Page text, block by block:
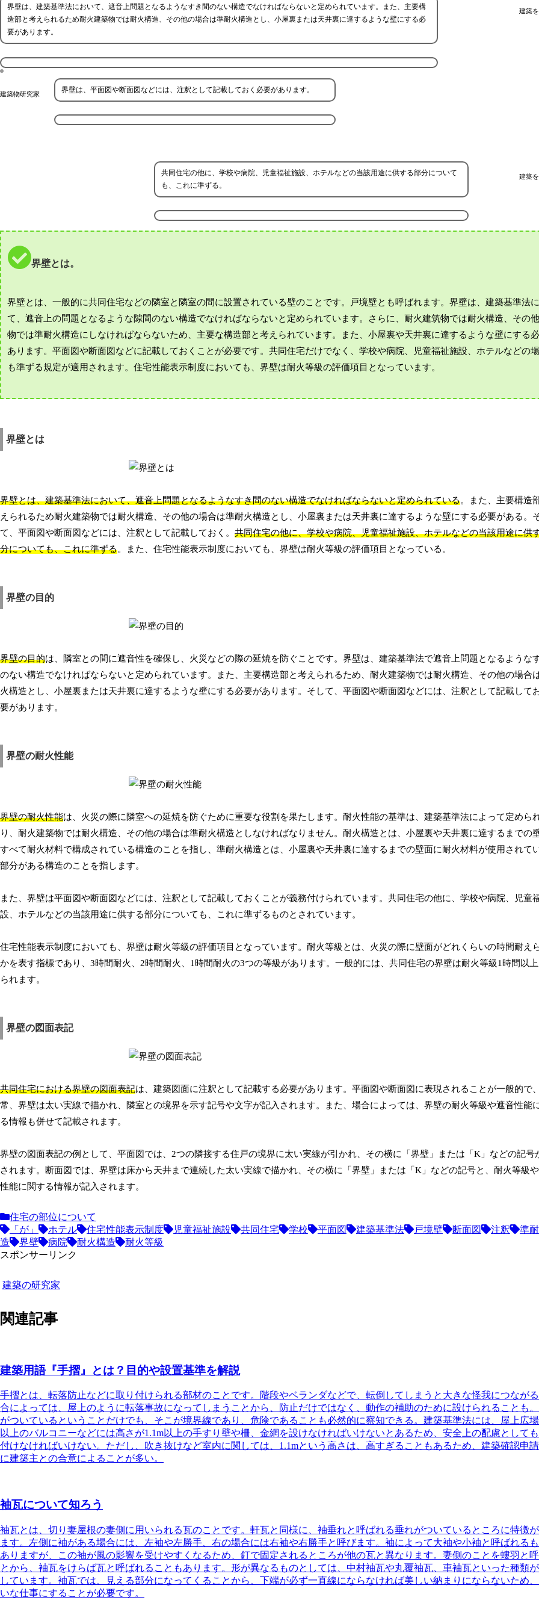
建築
界壁は、建築基準法において、遮音上問題となるようなすき間のない構造でなければならないと定められています。また、主要構
造部と考えられるため耐火建築物では耐火構造、その他の場合は準耐火構造とし、小屋裏または天井裏に達するような壁にする必
要があります。
建築物研究家 界壁は、平面図や断面図などには、注釈として記載しておく必要があります。
建築
共同住宅の他に、学校や病院、児童福祉施設、ホテルなどの当該用途に供する部分について
も、これに準ずる。
界壁とは。
界壁とは、一般的に共同住宅などの隣室と隣室の間に設置されている壁のことです。戸境壁とも呼ばれます。界壁は、建築基準法
て、遮音上の問題となるような隙間のない構造でなければならないと定められています。さらに、耐火建筑物では耐火構造、その
物では準耐火構造にしなければならないため、主要な構造部と考えられています。また、小屋裏や天井裏に達するような壁にする
あります。平面図や断面図などに記載しておくことが必要です。共同住宅だけでなく、学校や病院、児童福祉施設、ホテルなどの
も準ずる規定が適用されます。住宅性能表示制度においても、界壁は耐火等級の評価項目となっています。
界壁とは
界壁とは、建築基準法において、遮音上問題となるようなすき間のない構造でなければならないと定められている。また、主要構造
えられるため耐火建築物では耐火構造、その他の場合は準耐火構造とし、小屋裏または天井裏に達するような壁にする必要がある。
て、平面図や断面図などには、注釈として記載しておく。 共同住宅の他に、学校や病院、児童福祉施設、ホテルなどの当該用途に供
分についても、これに準ずる。また、住宅性能表示制度においても、界壁は耐火等級の評価項目となっている。
界壁の目的
界壁の目的は、隣室との間に遮音性を確保し、火災などの際の延焼を防ぐことです。界壁は、建築基準法で遮音上問題となるような
のない構造でなければならないと定められています。また、主要構造部と考えられるため、耐火建築物では耐火構造、その他の場合
火構造とし、小屋裏または天井裏に達するような壁にする必要があります。そして、平面図や断面図などには、注釈として記載して
要があります。
界壁の耐火性能
界壁の耐火性能は、火災の際に隣室への延焼を防ぐために重要な役割を果たします。耐火性能の基準は、建築基準法によって定めら
り、耐火建築物では耐火構造、その他の場合は準耐火構造としなければなりません。耐火構造とは、小屋裏や天井裏に達するまでの
すべて耐火材料で構成されている構造のことを指し、準耐火構造とは、小屋裏や天井裏に達するまでの壁面に耐火材料が使用されて
部分がある構造のことを指します。
また、界壁は平面図や断面図などには、注釈として記載しておくことが義務付けられています。共同住宅の他に、学校や病院、児童
設、ホテルなどの当該用途に供する部分についても、これに準ずるものとされています。
住宅性能表示制度においても、界壁は耐火等級の評価項目となっています。耐火等級とは、火災の際に壁面がどれくらいの時間耐え
かを表す指標であり、3時間耐火、2時間耐火、1時間耐火の3つの等級があります。一般的には、共同住宅の界壁は耐火等級1時間以
られます。
界壁の図面表記
共同住宅における界壁の図面表記は、建築図面に注釈として記載する必要があります。平面図や断面図に表現されることが一般的で
常、界壁は太い実線で描かれ、隣室との境界を示す記号や文字が記入されます。また、場合によっては、界壁の耐火等級や遮音性能
る情報も併せて記載されます。
界壁の図面表記の例として、平面図では、2つの隣接する住戸の境界に太い実線が引かれ、その横に「界壁」または「K」などの記号
されます。断面図では、界壁は床から天井まで連続した太い実線で描かれ、その横に「界壁」または「K」などの記号と、耐火等級
性能に関する情報が記入されます。
住宅の部位について
「が」
ホテル 住宅性能表示制度 児童福祉施設 共同住宅 学校 平面図 建築基準法 戸境壁 断面図 注釈
準
造
界壁 病院 耐火構造
耐火等級
スポンサーリンク
建築の研究家
関連記事
建築用語『手摺』とは？目的や設置基準を解説
手摺とは、転落防止などに取り付けられる部材のことです。
階段やベランダなどで、転倒してしまうと大きな怪我につなが
合によっては、屋上のように転落事故になってしまうことから、防止だけではなく、動作の補助のために設けられることも
がついているということだけでも、そこが境界線であり、危険であることも必然的に察知できる。建築基準法には、屋上広
以上のバルコニーなどには高さが1.1m以上の手すり壁や柵、金網を設けなければいけないとあるため、安全上の配慮としても
付けなければいけない。ただし、吹き抜けなど室内に関しては、1.1mという高さは、高すぎることもあるため、建築確認申
に建築主との合意によることが多い。
袖瓦について知ろう
袖瓦とは、切り妻屋根の妻側に用いられる瓦のこと です。軒瓦と同様に、袖垂れと呼ばれる垂れがついているところに特徴が
ます。左側に袖がある場合には、左袖や左勝手、右の場合には右袖や右勝手と呼びます。袖によって大袖や小袖と呼ばれる
ありますが、この袖が風の影響を受けやすくなるため、釘で固定されるところが他の瓦と異なります。妻側のことを螻羽と呼
とから、袖瓦をけらば瓦と呼ばれることもあります。形が異なるものとしては、中村袖瓦や丸覆袖瓦、車袖瓦といった種類
しています。袖瓦では、見える部分になってくることから、下端が必ず一直線にならなければ美しい納まりにならないため
いな仕事にすることが必要です。